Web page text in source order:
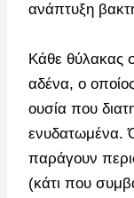
ανάπτυξη
Κάθε θύλακας
αδένα, ο
ουσία που
ενυδατωμένα.
παράγουν
(κάτι που